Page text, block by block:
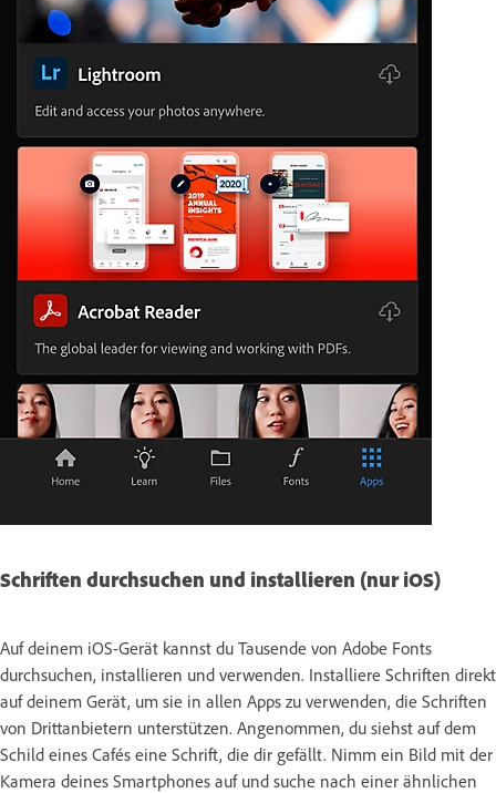
Schriften durchsuchen und installieren (nur iOS)
Auf deinem iOS-Gerät kannst du Tausende von Adobe Fonts
durchsuchen, installieren und verwenden. Installiere Schriften direkt
auf deinem Gerät, um sie in allen Apps zu verwenden, die Schriften
von Drittanbietern unterstützen. Angenommen, du siehst auf dem
Schild eines Cafés eine Schrift, die dir gefällt. Nimm ein Bild mit der
Kamera deines Smartphones auf und suche nach einer ähnlichen